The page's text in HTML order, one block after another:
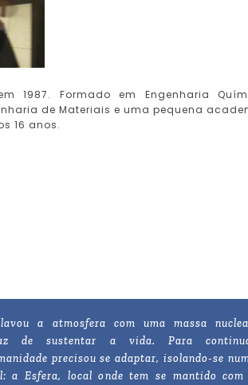
1987. Formado em Engenharia
de Materiais e uma pequena
16 anos.
a atmosfera com uma massa
de sustentar a vida. Para
precisou se adaptar, isolando-se
a Esfera, local onde tem se mantido com